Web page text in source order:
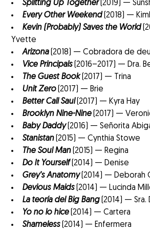
Splitting Up Together(2019) —
Every Other Weekend(2018) —
Kevin (Probably) Saves the World
Yvette
Arizona(2018) — Cobradora de
Vice Principals(2016–2017) — Dra.
The Guest Book(2017) — Trina
Unit Zero(2017) — Brie
Better Call Saul(2017) — Kyra Hay
Brooklyn Nine-Nine(2017) —
Baby Daddy(2016) — Señorita
Stanistan(2015) — Cynthia Stowe
The Soul Man(2015) — Regina
Do It Yourself(2014) — Denise
Grey’s Anatomy(2014) — Deborah
Devious Maids(2014) — Lucinda
La teoría del Big Bang(2014) — Sra.
Yo no lo hice(2014) — Cartera
Shameless(2014) — Enfermera